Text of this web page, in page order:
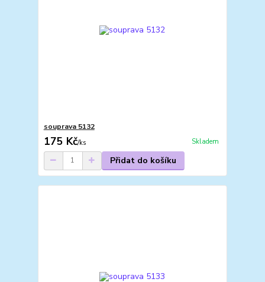
souprava 5132
175 Kč/ks Skladem
Přidat do košíku